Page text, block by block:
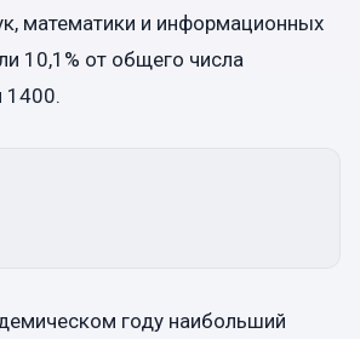
математики и информационных
10,1% от общего числа
1400.
году наибольший